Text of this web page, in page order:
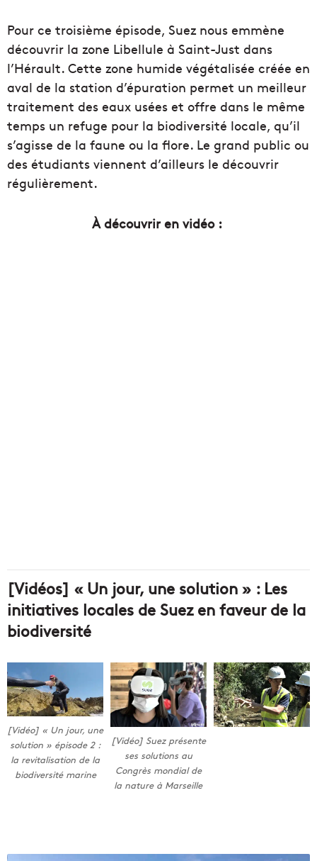
Pour ce troisième épisode, Suez nous emmène
découvrir la zone Libellule à Saint-Just dans
l’Hérault. Cette zone humide végétalisée créée en
aval de la station d’épuration permet un meilleur
traitement des eaux usées et offre dans le même
temps un refuge pour la biodiversité locale, qu’il
s’agisse de la faune ou la flore. Le grand public ou
des étudiants viennent d’ailleurs le découvrir
régulièrement.
À découvrir en vidéo :
[Vidéos] « Un jour, une solution » : Les
initiatives locales de Suez en faveur de la
biodiversité
[Vidéo] « Un jour, une
solution » épisode 2 :
la revitalisation de la
biodiversité marine
[Vidéo] Suez présente
ses solutions au
Congrès mondial de
la nature à Marseille